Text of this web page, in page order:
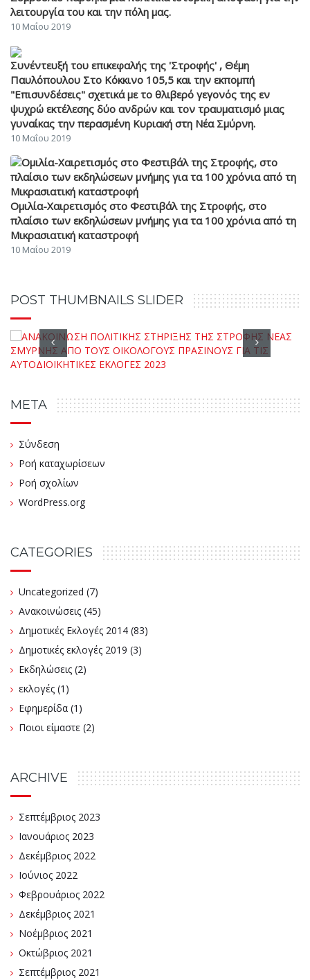
λειτουργία του και την πόλη μας.
10 Μαΐου 2019
Συνέντευξή του επικεφαλής της 'Στροφής' , Θέμη
Παυλόπουλου Στο Κόκκινο 105,5 και την εκπομπή
"Επισυνδέσεις" σχετικά με το θλιβερό γεγονός της εν
ψυχρώ εκτέλεσης δύο ανδρών και τον τραυματισμό μιας
γυναίκας την περασμένη Κυριακή στη Νέα Σμύρνη.
10 Μαΐου 2019
Ομιλία-Χαιρετισμός στο Φεστιβάλ της Στροφής, στο
πλαίσιο των εκδηλώσεων μνήμης για τα 100 χρόνια από τη
Μικρασιατική καταστροφή
10 Μαΐου 2019
POST THUMBNAILS SLIDER
META
Σύνδεση
Ροή καταχωρίσεων
Ροή σχολίων
WordPress.org
CATEGORIES
Uncategorized (7)
Ανακοινώσεις (45)
Δημοτικές Εκλογές 2014 (83)
Δημοτικές εκλογές 2019 (3)
Εκδηλώσεις (2)
εκλογές (1)
Εφημερίδα (1)
Ποιοι είμαστε (2)
ARCHIVE
Σεπτέμβριος 2023
Ιανουάριος 2023
Δεκέμβριος 2022
Ιούνιος 2022
Φεβρουάριος 2022
Δεκέμβριος 2021
Νοέμβριος 2021
Οκτώβριος 2021
Σεπτέμβριος 2021